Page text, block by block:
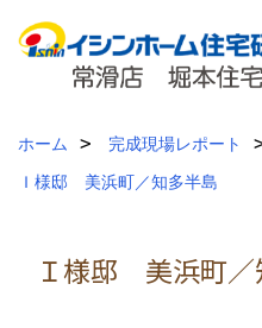
ホーム 完成現場レポート
Ｉ様邸 美浜町／知多半島
Ｉ様邸 美浜町／